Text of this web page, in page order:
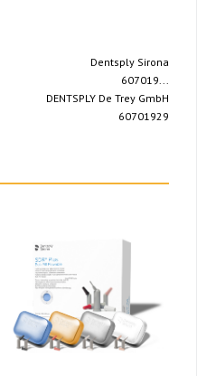
Dentsply Sirona
607019...
DENTSPLY De Trey GmbH
60701929